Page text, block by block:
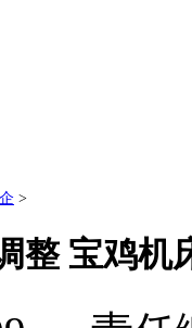
>
整 宝鸡机